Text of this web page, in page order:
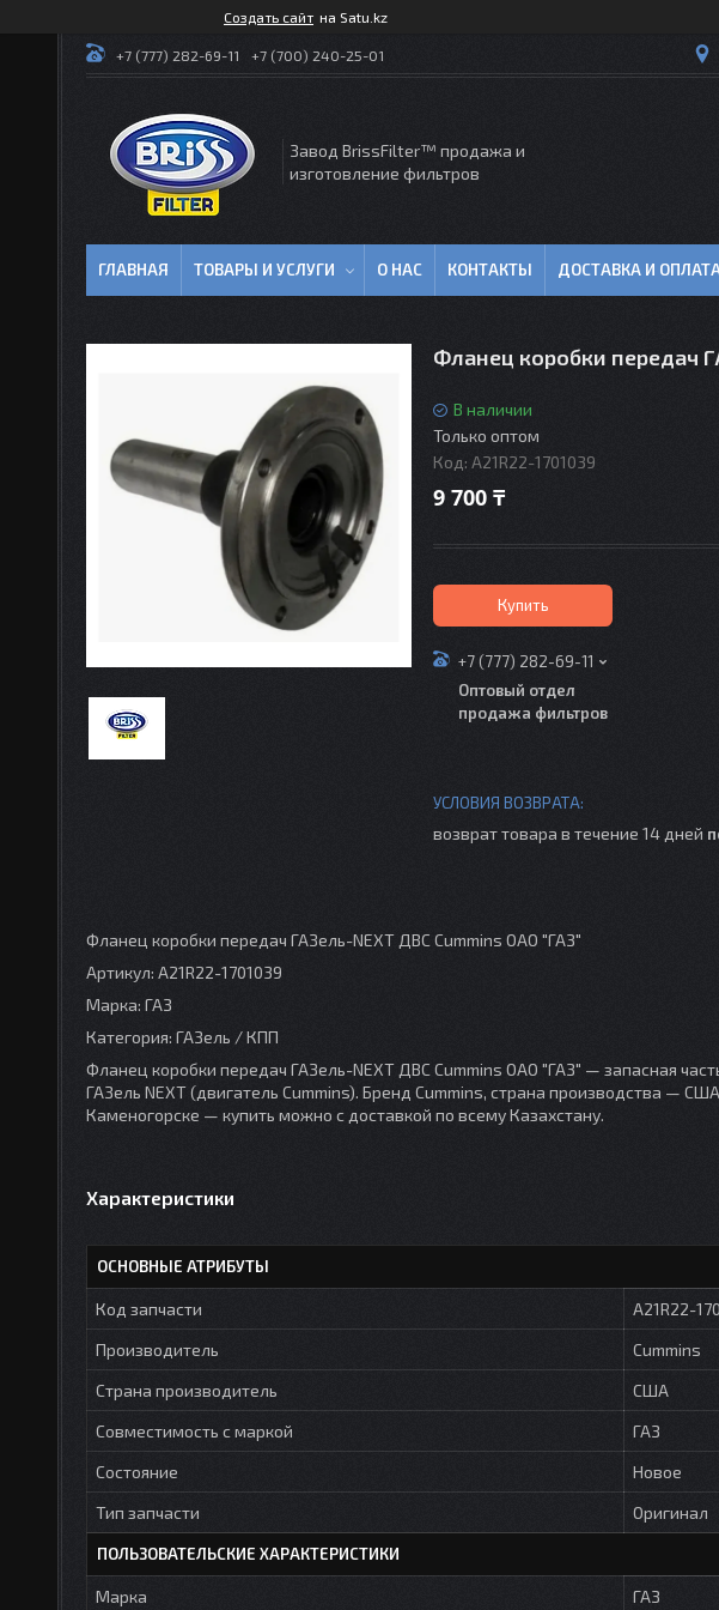
Создать сайт на Satu.kz
+7 (777) 282-69-11 +7 (700) 240-25-01
Завод BrissFilter™ продажа и
изготовление фильтров
ГЛАВНАЯ ТОВАРЫ И УСЛУГИ О НАС КОНТАКТЫ ДОСТАВКА И
Фланец коробки передач
В наличии
Только оптом
Код: A21R22-1701039
9 700 ₸
Купить
+7 (777) 282-69-11
Оптовый отдел
продажа фильтров
возврат товара в течение 14 дней
Фланец коробки передач ГАЗель-NEXT ДВС Cummins ОАО "ГАЗ"
Артикул: A21R22-1701039
Марка: ГАЗ
Категория: ГАЗель / КПП
Фланец коробки передач ГАЗель-NEXT ДВС Cummins ОАО "ГАЗ" — запасная
ГАЗель NEXT (двигатель Cummins). Бренд Cummins, страна производства —
Каменогорске — купить можно с доставкой по всему Казахстану.
Характеристики
ОСНОВНЫЕ АТРИБУТЫ
Код запчасти
A21R22-
Производитель
Cummins
Страна производитель
США
Совместимость с маркой
ГАЗ
Состояние
Новое
Тип запчасти
Оригинал
ПОЛЬЗОВАТЕЛЬСКИЕ ХАРАКТЕРИСТИКИ
Марка ГАЗ